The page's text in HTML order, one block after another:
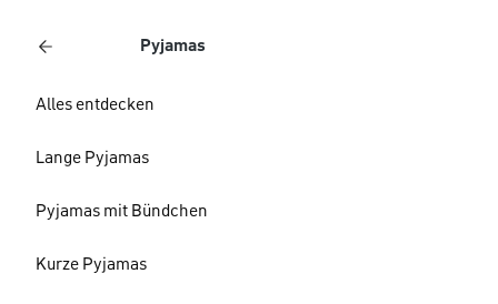
Pyjamas
Alles entdecken
Lange Pyjamas
Pyjamas mit Bündchen
Kurze Pyjamas